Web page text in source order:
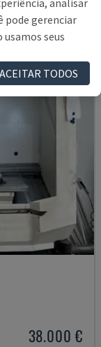
38.000 €
pode gerenciar
seus
ACEITAR TODOS